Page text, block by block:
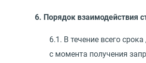
6. Порядок взаимодействия
6.1. В течение всего
с момента получения